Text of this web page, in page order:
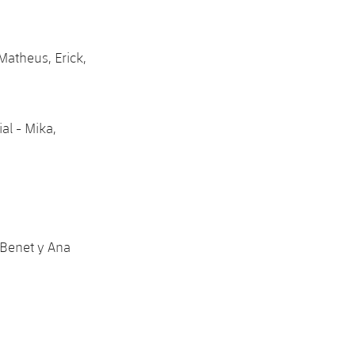
Erick,
- Mika,
y Ana